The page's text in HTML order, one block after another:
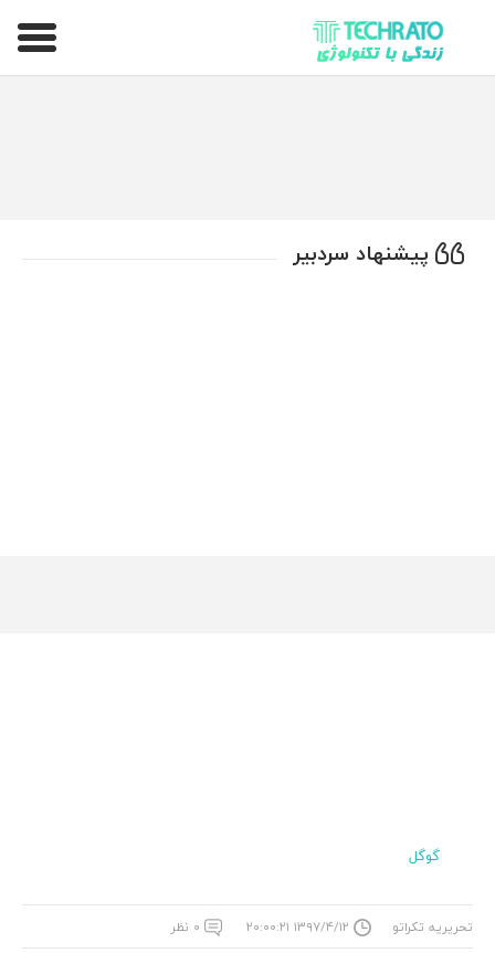
تکراتو – زندگی با تکنولوژی
پیشنهاد سردبیر
گوگل
تحریریه تکراتو ۱۳۹۷/۴/۱۲ ۲۰:۰۰:۲۱ ۰ نظر